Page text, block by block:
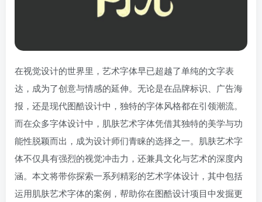
在视觉设计的世界里，艺术字体早已超越了单纯的文字表
达，成为了创意与情感的延伸。无论是在品牌标识、广告海
报，还是现代图酷设计中，独特的字体风格都在引领潮流。
而在众多字体设计中，肌肤艺术字体凭借其独特的美学与功
能性脱颖而出，成为设计师们青睐的选择之一。肌肤艺术字
体不仅具有强烈的视觉冲击力，还兼具文化与艺术的深度内
涵。本文将带你探索一系列精彩的艺术字体设计，其中包括
运用肌肤艺术字体的案例，帮助你在图酷设计项目中发掘更